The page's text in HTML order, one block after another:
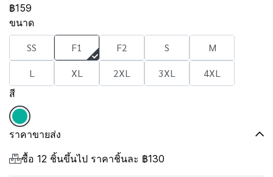
฿159
ขนาด
SS F1 F2 S
M
L
XL 2XL 3XL 4XL
สี
ราคาขายส่ง
ซื้อ 12 ชิ้นขึ้นไป ราคาชิ้นละ ฿130